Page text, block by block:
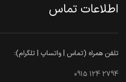
اطلاعات تماس
تلفن همراه (تماس | واتساپ | تلگرام):
0915 124 2794